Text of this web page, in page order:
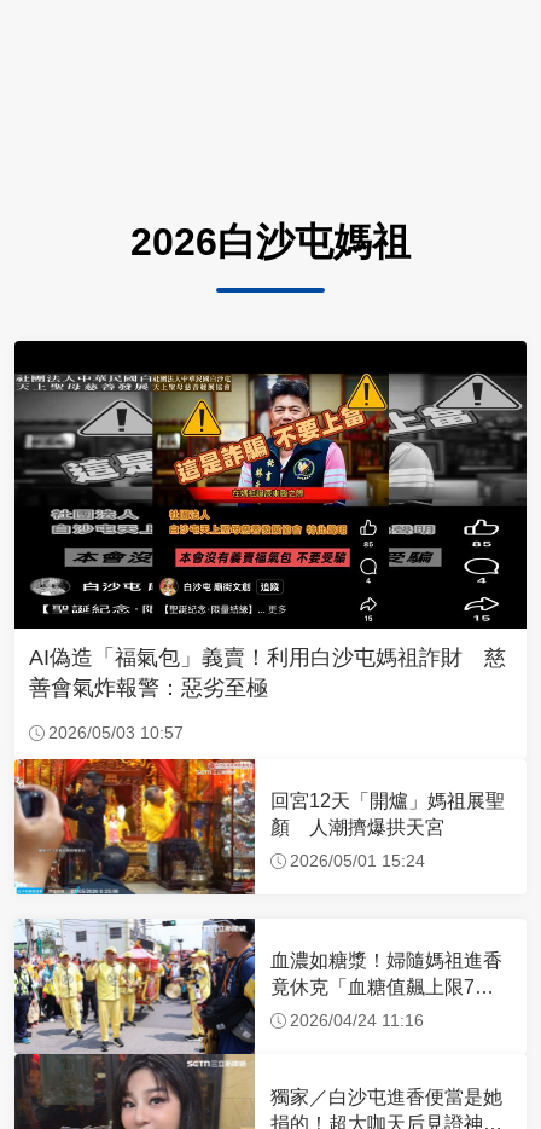
2026白沙屯媽祖
AI偽造「福氣包」義賣！利用白沙屯媽祖詐財 慈
善會氣炸報警：惡劣至極
2026/05/03 10:57
回宮12天「開爐」媽祖展聖
顏 人潮擠爆拱天宮
2026/05/01 15:24
血濃如糖漿！婦隨媽祖進香
竟休克「血糖值飆上限7
倍」 醫曝原因
2026/04/24 11:16
獨家／白沙屯進香便當是她
捐的！超大咖天后見證神